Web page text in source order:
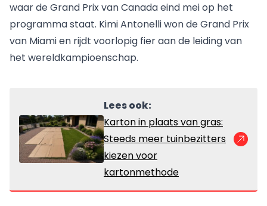
waar de Grand Prix van Canada eind mei op het
programma staat. Kimi Antonelli won de Grand Prix
van Miami en rijdt voorlopig fier aan de leiding van
het wereldkampioenschap.
Lees ook:
Karton in plaats van gras:
Steeds meer tuinbezitters
kiezen voor
kartonmethode